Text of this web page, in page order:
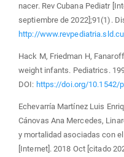
nacer. Rev Cubana Pediatr
septiembre de 2022];91(1).
http://
Hack M, Friedman H,
weight infants. Pediatrics.
DOI: https://doi.org/10.1542/
Echevarría Martínez Luis
Cánovas Ana Mercedes,
y mortalidad asociadas con
[Internet]. 2018 Oct [citado